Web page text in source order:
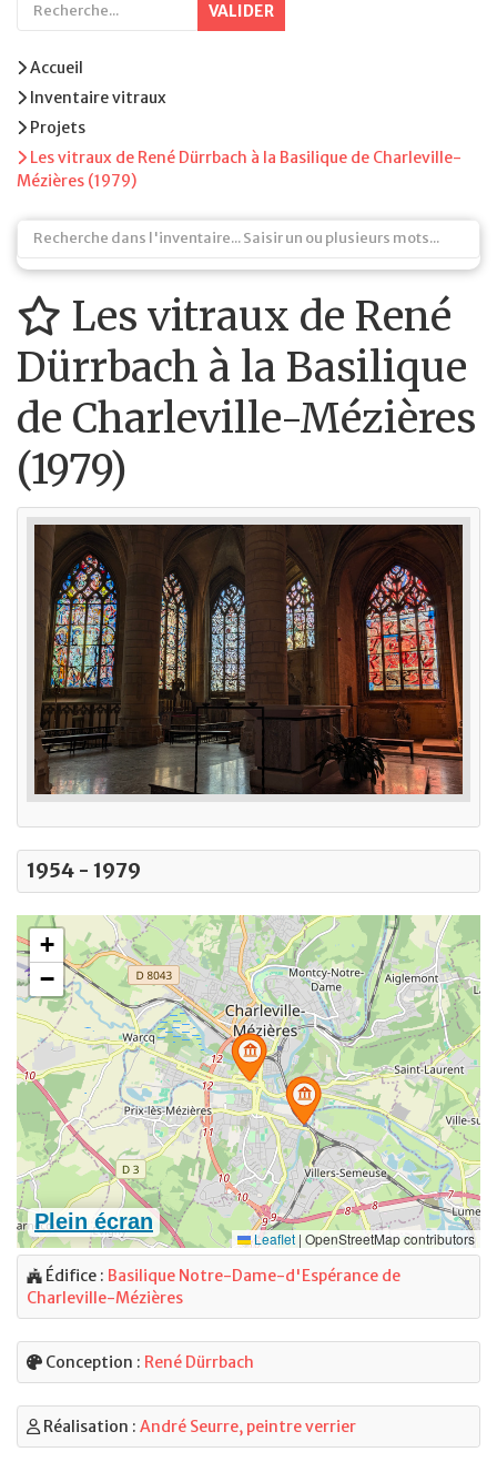
VALIDER
Accueil
Inventaire vitraux
Projets
Les vitraux de René Dürrbach à la Basilique de Charleville-
Mézières (1979)
Les vitraux de René
Dürrbach à la Basilique
de Charleville-Mézières
(1979)
1954 - 1979
Édifice : Basilique Notre-Dame-d'Espérance de
Charleville-Mézières
Conception : René Dürrbach
Réalisation : André Seurre, peintre verrier